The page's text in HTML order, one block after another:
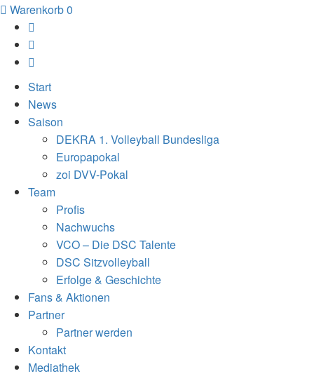
Warenkorb0
Start
News
Saison
DEKRA 1. Volleyball Bundesliga
Europapokal
zoi DVV-Pokal
Team
Profis
Nachwuchs
VCO – Die DSC Talente
DSC Sitzvolleyball
Erfolge & Geschichte
Fans & Aktionen
Partner
Partner werden
Kontakt
Mediathek